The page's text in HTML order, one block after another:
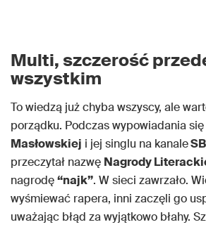
Multi, szczerość
wszystkim
To wiedzą już chyba wszyscy, ale
porządku. Podczas wypowiadania się
Masłowskiej i jej singlu na kanale
przeczytał nazwę Nagrody
nagrodę“najk”. W sieci zawrzało.
wyśmiewać rapera, inni zaczęli go
uważając błąd za wyjątkowo błahy.